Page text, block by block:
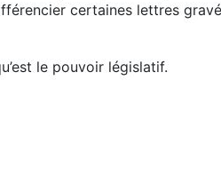
certaines lettres
le pouvoir législatif.